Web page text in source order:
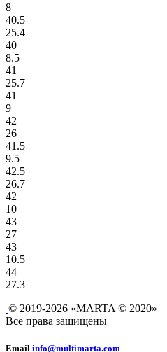
8
40.5
25.4
40
8.5
41
25.7
41
9
42
26
41.5
9.5
42.5
26.7
42
10
43
27
43
10.5
44
27.3
© 2019-2026 «MARTA © 2020»
Все права защищены
Email info@multimarta.com